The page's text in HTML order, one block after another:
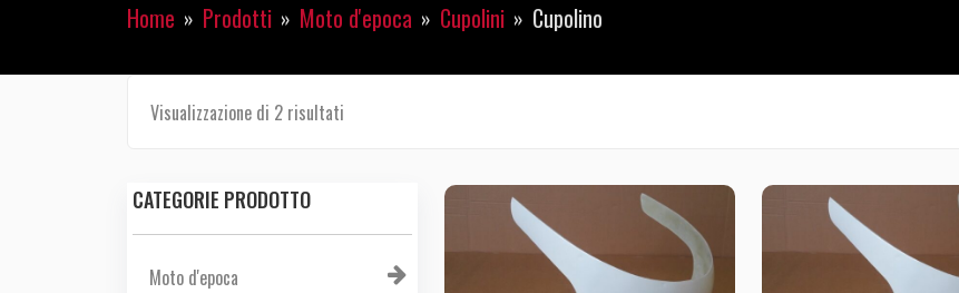
Home Prodotti Moto d'epoca Cupolini Cupolino
Visualizzazione di 2 risultati
CATEGORIE PRODOTTO
Moto d'epoca